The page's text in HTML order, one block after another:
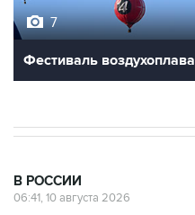
7
Фестиваль
В РОССИИ
06:41, 10 августа 2026